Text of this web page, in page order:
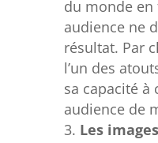
du monde en
audience ne
résultat. Par
l’un des
sa capacité à
audience de
Les